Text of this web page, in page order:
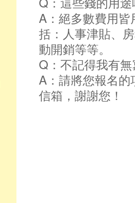
A：絕多數費用
括：人事津貼、
動開銷等等。
Q：不記得我有
A：請將您報名
信箱，謝謝您！